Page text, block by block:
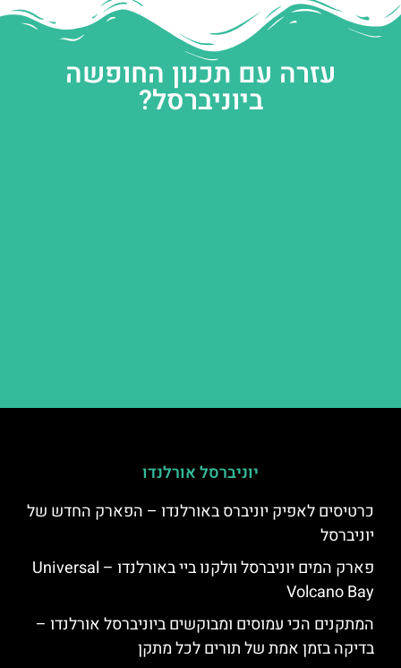
עזרה עם תכנון החופשה
ביוניברסל?
יוניברסל אורלנדו
כרטיסים לאפיק יוניברס באורלנדו – הפארק החדש של
יוניברסל
פארק המים יוניברסל וולקנו ביי באורלנדו – Universal
Volcano Bay
המתקנים הכי עמוסים ומבוקשים ביוניברסל אורלנדו –
בדיקה בזמן אמת של תורים לכל מתקן